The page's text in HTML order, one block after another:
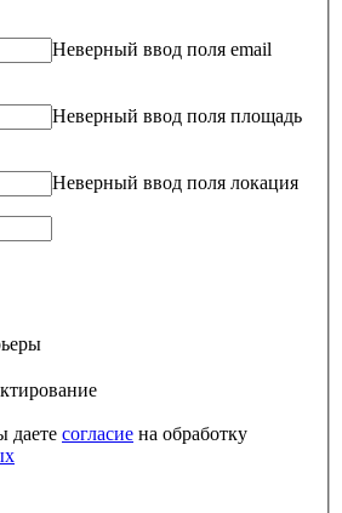
Неверный ввод поля email
Неверный ввод поля площадь
Неверный ввод поля локация
даете согласие на обработку